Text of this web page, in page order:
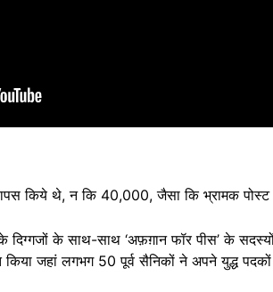
किये थे, न कि 40,000, जैसा कि भ्रामक पोस्ट में
के साथ-साथ ‘अफ़ग़ान फॉर पीस’ के सदस्यों
जहां लगभग 50 पूर्व सैनिकों ने अपने युद्ध